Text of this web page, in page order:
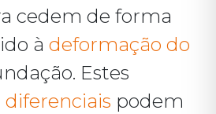
cedem de forma
à deformação do
Estes
podem